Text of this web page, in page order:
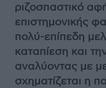
ριζοσπαστικό
επιστημονικής
πολύ-επίπεδη
καταπίεση και
αναλύοντας με
σχηματίζεται η